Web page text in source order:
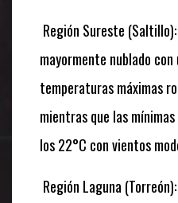
Región Sureste
mayormente nublado
temperaturas máximas
mientras que las
los 22°C con vientos
Región Laguna